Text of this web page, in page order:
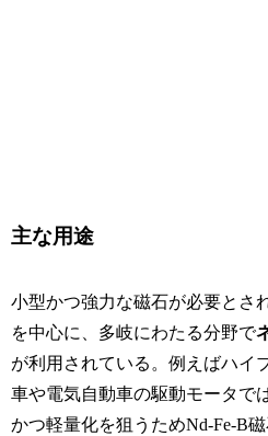
主な用途
小型かつ強力な磁石が必要とさ
を中心に、多岐にわたる分野で
が利用されている。例えばハイ
車や電気自動車の駆動モータで
かつ軽量化を狙うためNd-Fe-B